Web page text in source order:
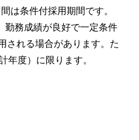
は条件付採用期間です。
務成績が良好で一定条件
される場合があります。た
年度）に限ります。